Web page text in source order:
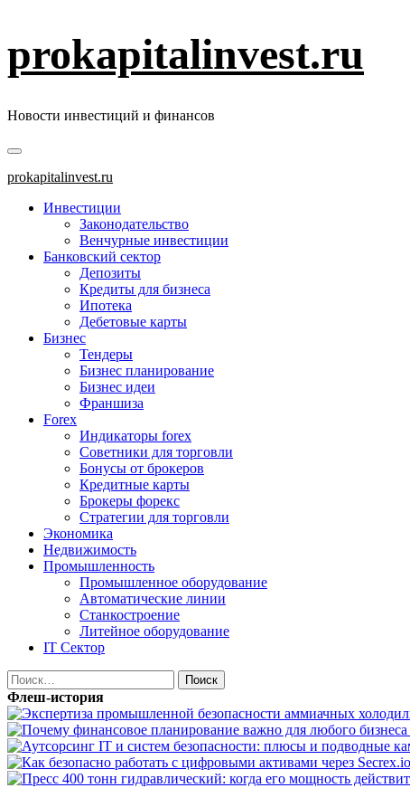
к
содержимому
prokapitalinvest.ru
Новости инвестиций и финансов
Основное
меню
prokapitalinvest.ru
Инвестиции
Законодательство
Венчурные инвестиции
Банковский сектор
Депозиты
Кредиты для бизнеса
Ипотека
Дебетовые карты
Бизнес
Тендеры
Бизнес планирование
Бизнес идеи
Франшиза
Forex
Индикаторы forex
Советники для торговли
Бонусы от брокеров
Кредитные карты
Брокеры форекс
Стратегии для торговли
Экономика
Недвижимость
Промышленность
Промышленное оборудование
Автоматические линии
Станкостроение
Литейное оборудование
IT Сектор
Найти:
Флеш-история